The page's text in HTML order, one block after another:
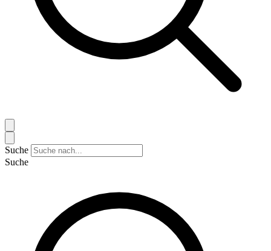
Suche
Suche